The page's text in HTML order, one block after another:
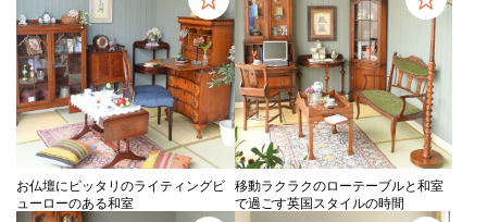
お仏壇にピッタリのライティングビ
ューローのある和室
移動ラクラクのローテーブルと和室
で過ごす英国スタイルの時間